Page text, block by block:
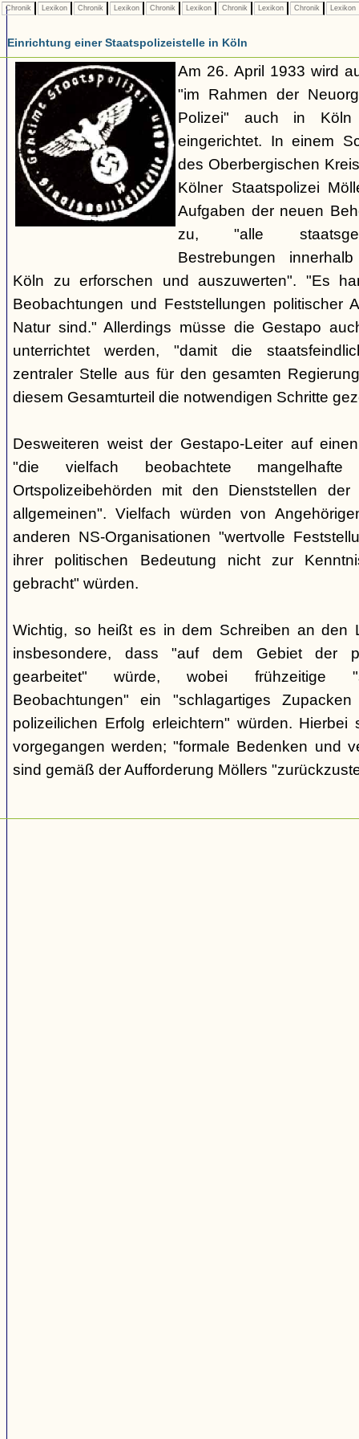
Chronik Lexikon Chronik Lexikon Chronik Lexikon Chronik Lexikon Chronik Lexikon
Einrichtung einer Staatspolizeistelle in Köln
Am 26. April 1933 wird
"im Rahmen der
Polizei" auch in Köln
eingerichtet. In einem
des Oberbergischen
Kölner Staatspolizei
Aufgaben der neuen
zu, "alle
Bestrebungen
Köln zu erforschen und auszuwerten". "Es
Beobachtungen und Feststellungen politischer
Natur sind." Allerdings müsse die Gestapo
unterrichtet werden, "damit die
zentraler Stelle aus für den gesamten
diesem Gesamturteil die notwendigen Schritte
Desweiteren weist der Gestapo-Leiter auf
"die vielfach beobachtete mangelhafte
Ortspolizeibehörden mit den Dienststellen
allgemeinen". Vielfach würden von
anderen NS-Organisationen "wertvolle
ihrer politischen Bedeutung nicht zur
gebracht" würden.
Wichtig, so heißt es in dem Schreiben an den
insbesondere, dass "auf dem Gebiet der
gearbeitet" würde, wobei frühzeitige
Beobachtungen" ein "schlagartiges
polizeilichen Erfolg erleichtern" würden. Hierbei
vorgegangen werden; "formale Bedenken und
sind gemäß der Aufforderung Möllers